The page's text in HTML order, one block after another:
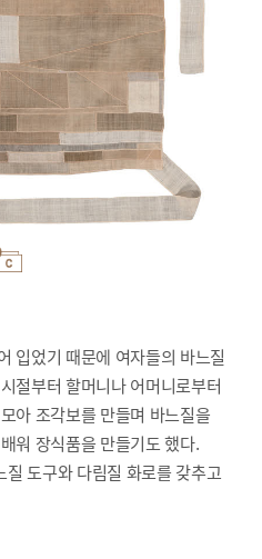
입었기 때문에 여자들의 바느질
절부터 할머니나 어머니로부터
아 조각보를 만들며 바느질을
워 장식품을 만들기도 했다.
도구와 다림질 화로를 갖추고